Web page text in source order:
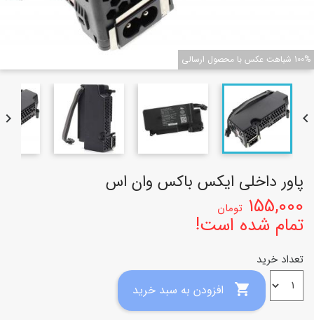
100% شباهت عکس با محصول ارسالی


پاور داخلی ایکس باکس وان اس
155,000 تومان
تمام شده است!
تعداد خرید
